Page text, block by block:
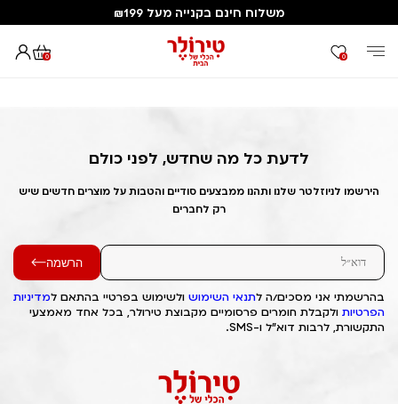
משלוח חינם בקנייה מעל ₪199
0 0
דף הבית Out of Stock Alert 2025/03/28 1743184633
לדעת כל מה שחדש, לפני כולם
הירשמו לניוזלטר שלנו ותהנו ממבצעים סודיים והטבות על מוצרים חדשים שיש
רק לחברים
הרשמה
בהרשמתי אני מסכים/ה לתנאי השימוש ולשימוש בפרטיי בהתאם למדיניות
הפרטיות ולקבלת חומרים פרסומיים מקבוצת טירולר, בכל אחד מאמצעי
התקשורת, לרבות דוא"ל ו-SMS.